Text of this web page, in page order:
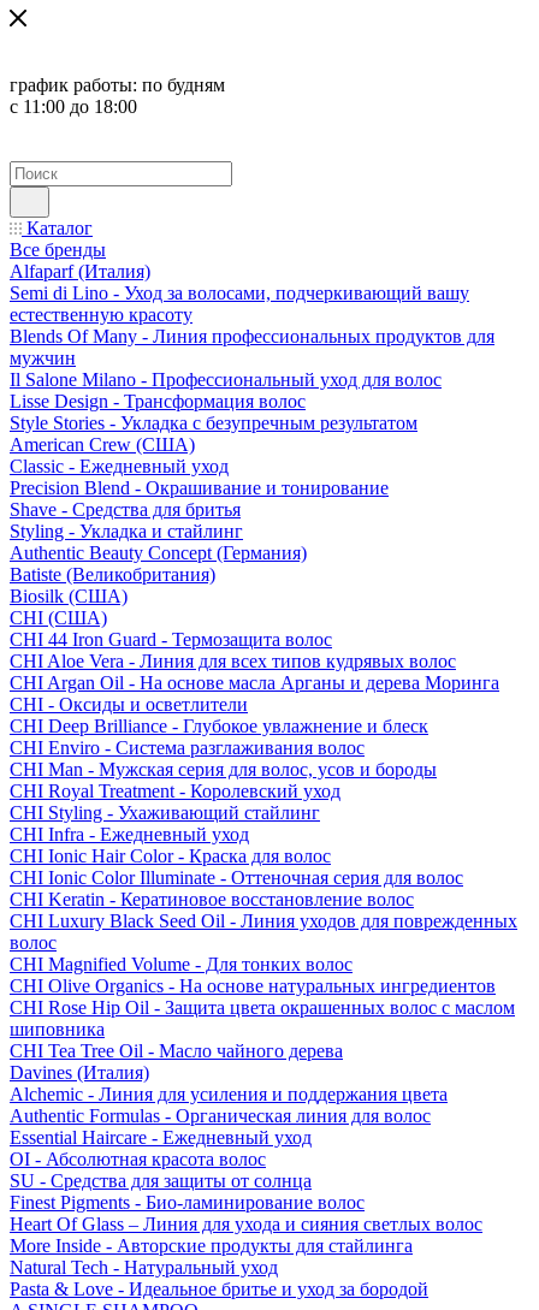
график работы: по будням
с 11:00 до 18:00
Каталог
Все бренды
Alfaparf (Италия)
Semi di Lino - Уход за волосами, подчеркивающий вашу
естественную красоту
Blends Of Many - Линия профессиональных продуктов для
мужчин
Il Salone Milano - Профессиональный уход для волос
Lisse Design - Трансформация волос
Style Stories - Укладка с безупречным результатом
American Crew (США)
Classic - Ежедневный уход
Precision Blend - Окрашивание и тонирование
Shave - Средства для бритья
Styling - Укладка и стайлинг
Authentic Beauty Concept (Германия)
Batiste (Великобритания)
Biosilk (США)
CHI (США)
CHI 44 Iron Guard - Термозащита волос
CHI Aloe Vera - Линия для всех типов кудрявых волос
CHI Argan Oil - На основе масла Арганы и дерева Моринга
CHI - Оксиды и осветлители
CHI Deep Brilliance - Глубокое увлажнение и блеск
CHI Enviro - Система разглаживания волос
CHI Man - Мужская серия для волос, усов и бороды
CHI Royal Treatment - Королевский уход
CHI Styling - Ухаживающий стайлинг
CHI Infra - Ежедневный уход
CHI Ionic Hair Color - Краска для волос
CHI Ionic Color Illuminate - Оттеночная серия для волос
CHI Keratin - Кератиновое восстановление волос
CHI Luxury Black Seed Oil - Линия уходов для поврежденных
волос
CHI Magnified Volume - Для тонких волос
CHI Olive Organics - На основе натуральных ингредиентов
CHI Rose Hip Oil - Защита цвета окрашенных волос с маслом
шиповника
CHI Tea Tree Oil - Масло чайного дерева
Davines (Италия)
Alchemic - Линия для усиления и поддержания цвета
Authentic Formulas - Органическая линия для волос
Essential Haircare - Eжедневный уход
OI - Абсолютная красота волос
SU - Средства для защиты от солнца
Finest Pigments - Био-ламинирование волос
Heart Of Glass – Линия для ухода и сияния светлых волос
More Inside - Авторские продукты для стайлинга
Natural Tech - Натуральный уход
Pasta & Love - Идеальное бритье и уход за бородой